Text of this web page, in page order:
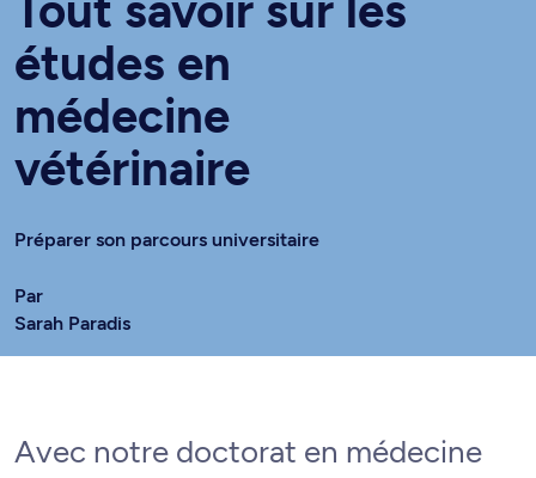
études en
médecine
vétérinaire
Préparer son parcours universitaire
Par
Sarah Paradis
Avec notre doctorat en médecine